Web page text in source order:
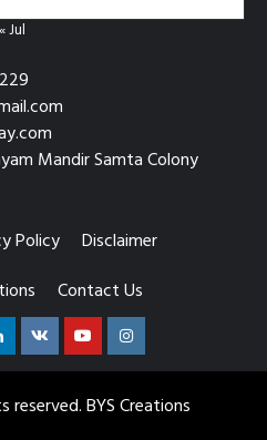
« Jul
Mandir Samta Colony
Policy
Disclaimer
Contact Us
VK YoutubeInstagram
BYS Creations